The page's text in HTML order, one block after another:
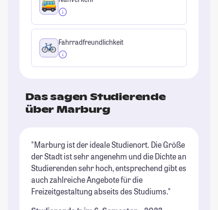
Fahrradfreundlichkeit
Das sagen Studierende
über Marburg
"Marburg ist der ideale Studienort. Die Größe
der Stadt ist sehr angenehm und die Dichte an
Studierenden sehr hoch, entsprechend gibt es
auch zahlreiche Angebote für die
Freizeitgestaltung abseits des Studiums."